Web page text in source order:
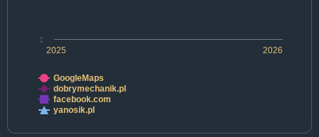
2025 2026
1
GoogleMaps
dobrymechanik.pl
facebook.com
yanosik.pl